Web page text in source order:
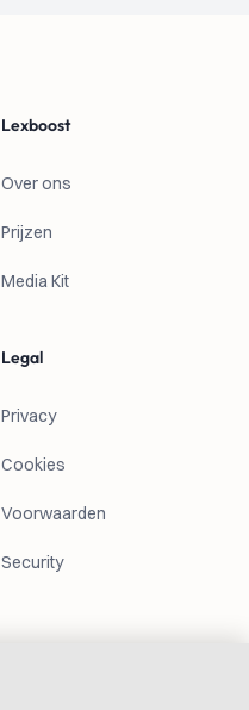
Lexboost
Over ons
Prijzen
Media Kit
Legal
Privacy
Cookies
Voorwaarden
Security